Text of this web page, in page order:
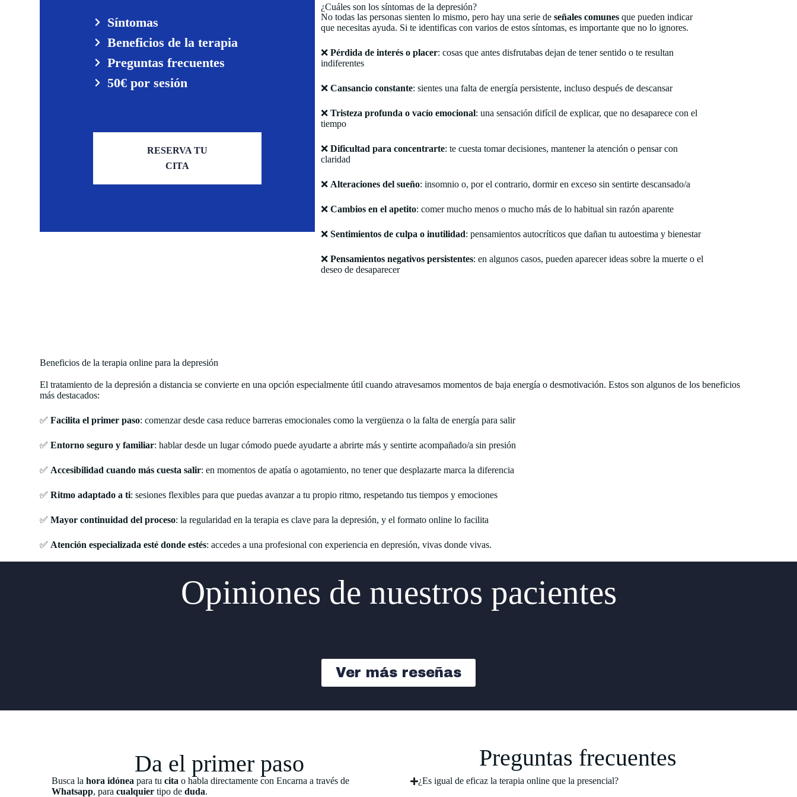
Síntomas
Beneficios de la terapia
Preguntas frecuentes
50€ por sesión
RESERVA TU
CITA
¿Cuáles son los síntomas de la depresión?
No todas las personas sienten lo mismo, pero hay una serie de señales comunesque pueden indicar
que necesitas ayuda. Si te identificas con varios de estos síntomas, es importante que no lo ignores.
❌ Pérdida de interés o placer: cosas que antes disfrutabas dejan de tener sentido o te resultan
indiferentes
❌ Cansancio constante: sientes una falta de energía persistente, incluso después de descansar
❌ Tristeza profunda o vacío emocional: una sensación difícil de explicar, que no desaparece con el
tiempo
❌ Dificultad para concentrarte: te cuesta tomar decisiones, mantener la atención o pensar con
claridad
❌ Alteraciones del sueño: insomnio o, por el contrario, dormir en exceso sin sentirte descansado/a
❌ Cambios en el apetito: comer mucho menos o mucho más de lo habitual sin razón aparente
❌ Sentimientos de culpa o inutilidad: pensamientos autocríticos que dañan tu autoestima y bienestar
❌ Pensamientos negativos persistentes: en algunos casos, pueden aparecer ideas sobre la muerte o el
deseo de desaparecer
Beneficios de la terapia online para la depresión
El tratamiento de la depresión a distancia se convierte en una opción especialmente útil cuando atravesamos momentos de baja energía o desmotivación. Estos son algunos de los beneficios
más destacados:
✅Facilita el primer paso: comenzar desde casa reduce barreras emocionales como la vergüenza o la falta de energía para salir
✅Entorno seguro y familiar: hablar desde un lugar cómodo puede ayudarte a abrirte más y sentirte acompañado/a sin presión
✅ Accesibilidad cuando más cuesta salir: en momentos de apatía o agotamiento, no tener que desplazarte marca la diferencia
✅Ritmo adaptado a ti: sesiones flexibles para que puedas avanzar a tu propio ritmo, respetando tus tiempos y emociones
✅Mayor continuidad del proceso: la regularidad en la terapia es clave para la depresión, y el formato online lo facilita
✅ Atención especializada esté donde estés: accedes a una profesional con experiencia en depresión, vivas donde vivas.
Opiniones de nuestros pacientes
Ver más reseñas
Da el primer paso
Busca lahora idónea para tucita o habla directamente con Encarna a través de
Whatsapp, paracualquier tipo deduda.
Preguntas frecuentes
¿Es igual de eficaz la terapia online que la presencial?